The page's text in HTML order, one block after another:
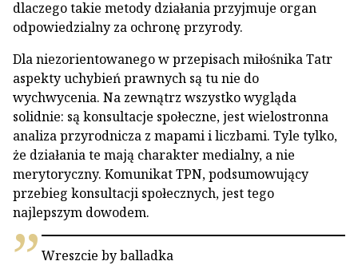
dlaczego takie metody działania przyjmuje organ
odpowiedzialny za ochronę przyrody.
Dla niezorientowanego w przepisach miłośnika Tatr
aspekty uchybień prawnych są tu nie do
wychwycenia. Na zewnątrz wszystko wygląda
solidnie: są konsultacje społeczne, jest wielostronna
analiza przyrodnicza z mapami i liczbami. Tyle tylko,
że działania te mają charakter medialny, a nie
merytoryczny. Komunikat TPN, podsumowujący
przebieg konsultacji społecznych, jest tego
najlepszym dowodem.
Wreszcie by balladka